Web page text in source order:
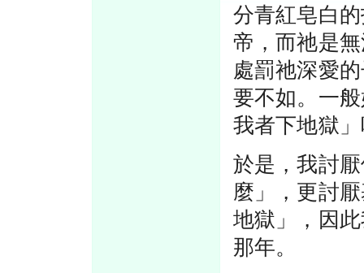
分青紅皂白
帝，而祂是
處罰祂深愛
要不如。一
我者下地獄
於是，我討
麼」，更討
地獄」，因
那年。